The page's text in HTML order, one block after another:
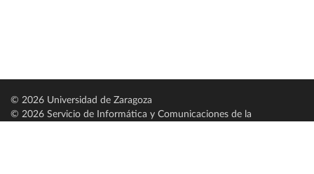
© 2026 Universidad de Zaragoza
© 2026 Servicio de Informática y Comunicaciones de la